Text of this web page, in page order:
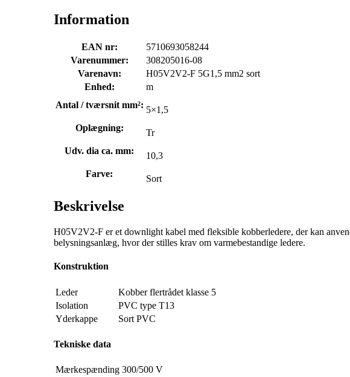
Information
EAN nr:
5710693058244
Varenummer:
308205016-08
Varenavn:
H05V2V2-F 5G1,5 mm2 sort
Enhed:
m
Antal / tværsnit mm²: 5×1,5
Oplægning:
Tr
Udv. dia ca. mm:
10,3
Farve:
Sort
Beskrivelse
H05V2V2-F er et downlight kabel med fleksible kobberledere, der kan
belysningsanlæg, hvor der stilles krav om varmebestandige ledere.
Konstruktion
Leder
Kobber flertrådet klasse 5
Isolation
PVC type T13
Yderkappe
Sort PVC
Tekniske data
Mærkespænding 300/500 V